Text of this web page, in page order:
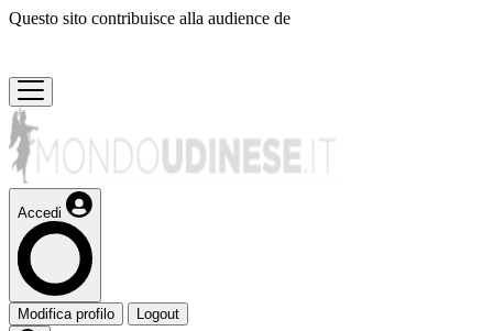
Questo sito contribuisce alla audience de
Accedi
Modifica profilo Logout